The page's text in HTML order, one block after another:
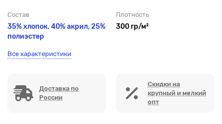
Состав
35% хлопок, 40% акрил, 25%
полиэстер
Плотность
300 гр/м²
Все характеристики
Доставка по
России
Скидки на
крупный и мелкий
опт